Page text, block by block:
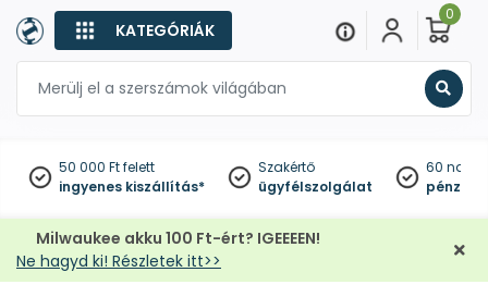
KATEGÓRIÁK
0
50 000 Ft felett
ingyenes kiszállítás*
Szakértő
ügyfélszolgálat
60
Milwaukee akku 100 Ft-ért? IGEEEEN!
Ne hagyd ki! Részletek itt>>